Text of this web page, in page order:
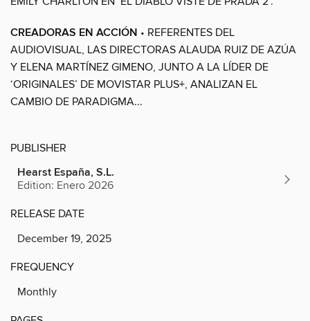
CREADORAS EN ACCIÓN • REFERENTES DEL
AUDIOVISUAL, LAS DIRECTORAS ALAUDA RUIZ DE AZÚA
Y ELENA MARTÍNEZ GIMENO, JUNTO A LA LÍDER DE
‘ORIGINALES’ DE MOVISTAR PLUS+, ANALIZAN EL
CAMBIO DE PARADIGMA...
PUBLISHER
Hearst España, S.L.
Edition: Enero 2026
RELEASE DATE
December 19, 2025
FREQUENCY
Monthly